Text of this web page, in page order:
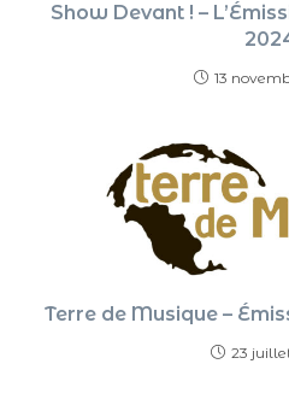
Show Devant ! –
13
Terre de Musique –
23